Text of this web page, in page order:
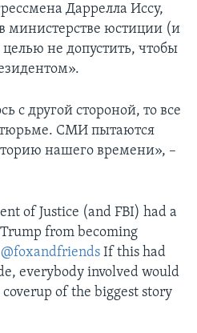
Даррелла Иссу,
министерстве юстиции (и
не допустить, чтобы
с другой стороной, то все
СМИ пытаются
нашего времени», –
of Justice (and FBI) had a
from becoming
@foxandfriends If this had
everybody involved would
of the biggest story